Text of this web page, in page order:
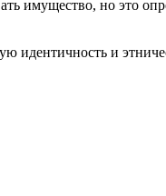
имущество, но это
и